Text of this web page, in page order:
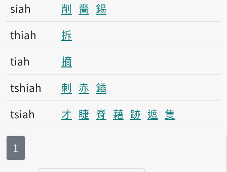
siah
削 嗇 錫
thiah
拆
tiah
摘
tshiah
刺 赤 鍤
tsiah
才 睫 脊 藉 跡 遮 隻
第
1